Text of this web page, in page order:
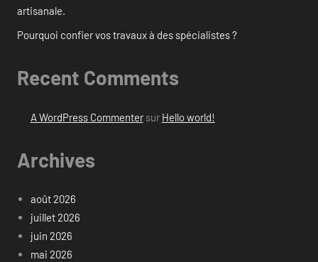
artisanale.
Pourquoi confier vos travaux à des spécialistes ?
Recent Comments
A WordPress Commentersur Hello world!
Archives
août 2026
juillet 2026
juin 2026
mai 2026